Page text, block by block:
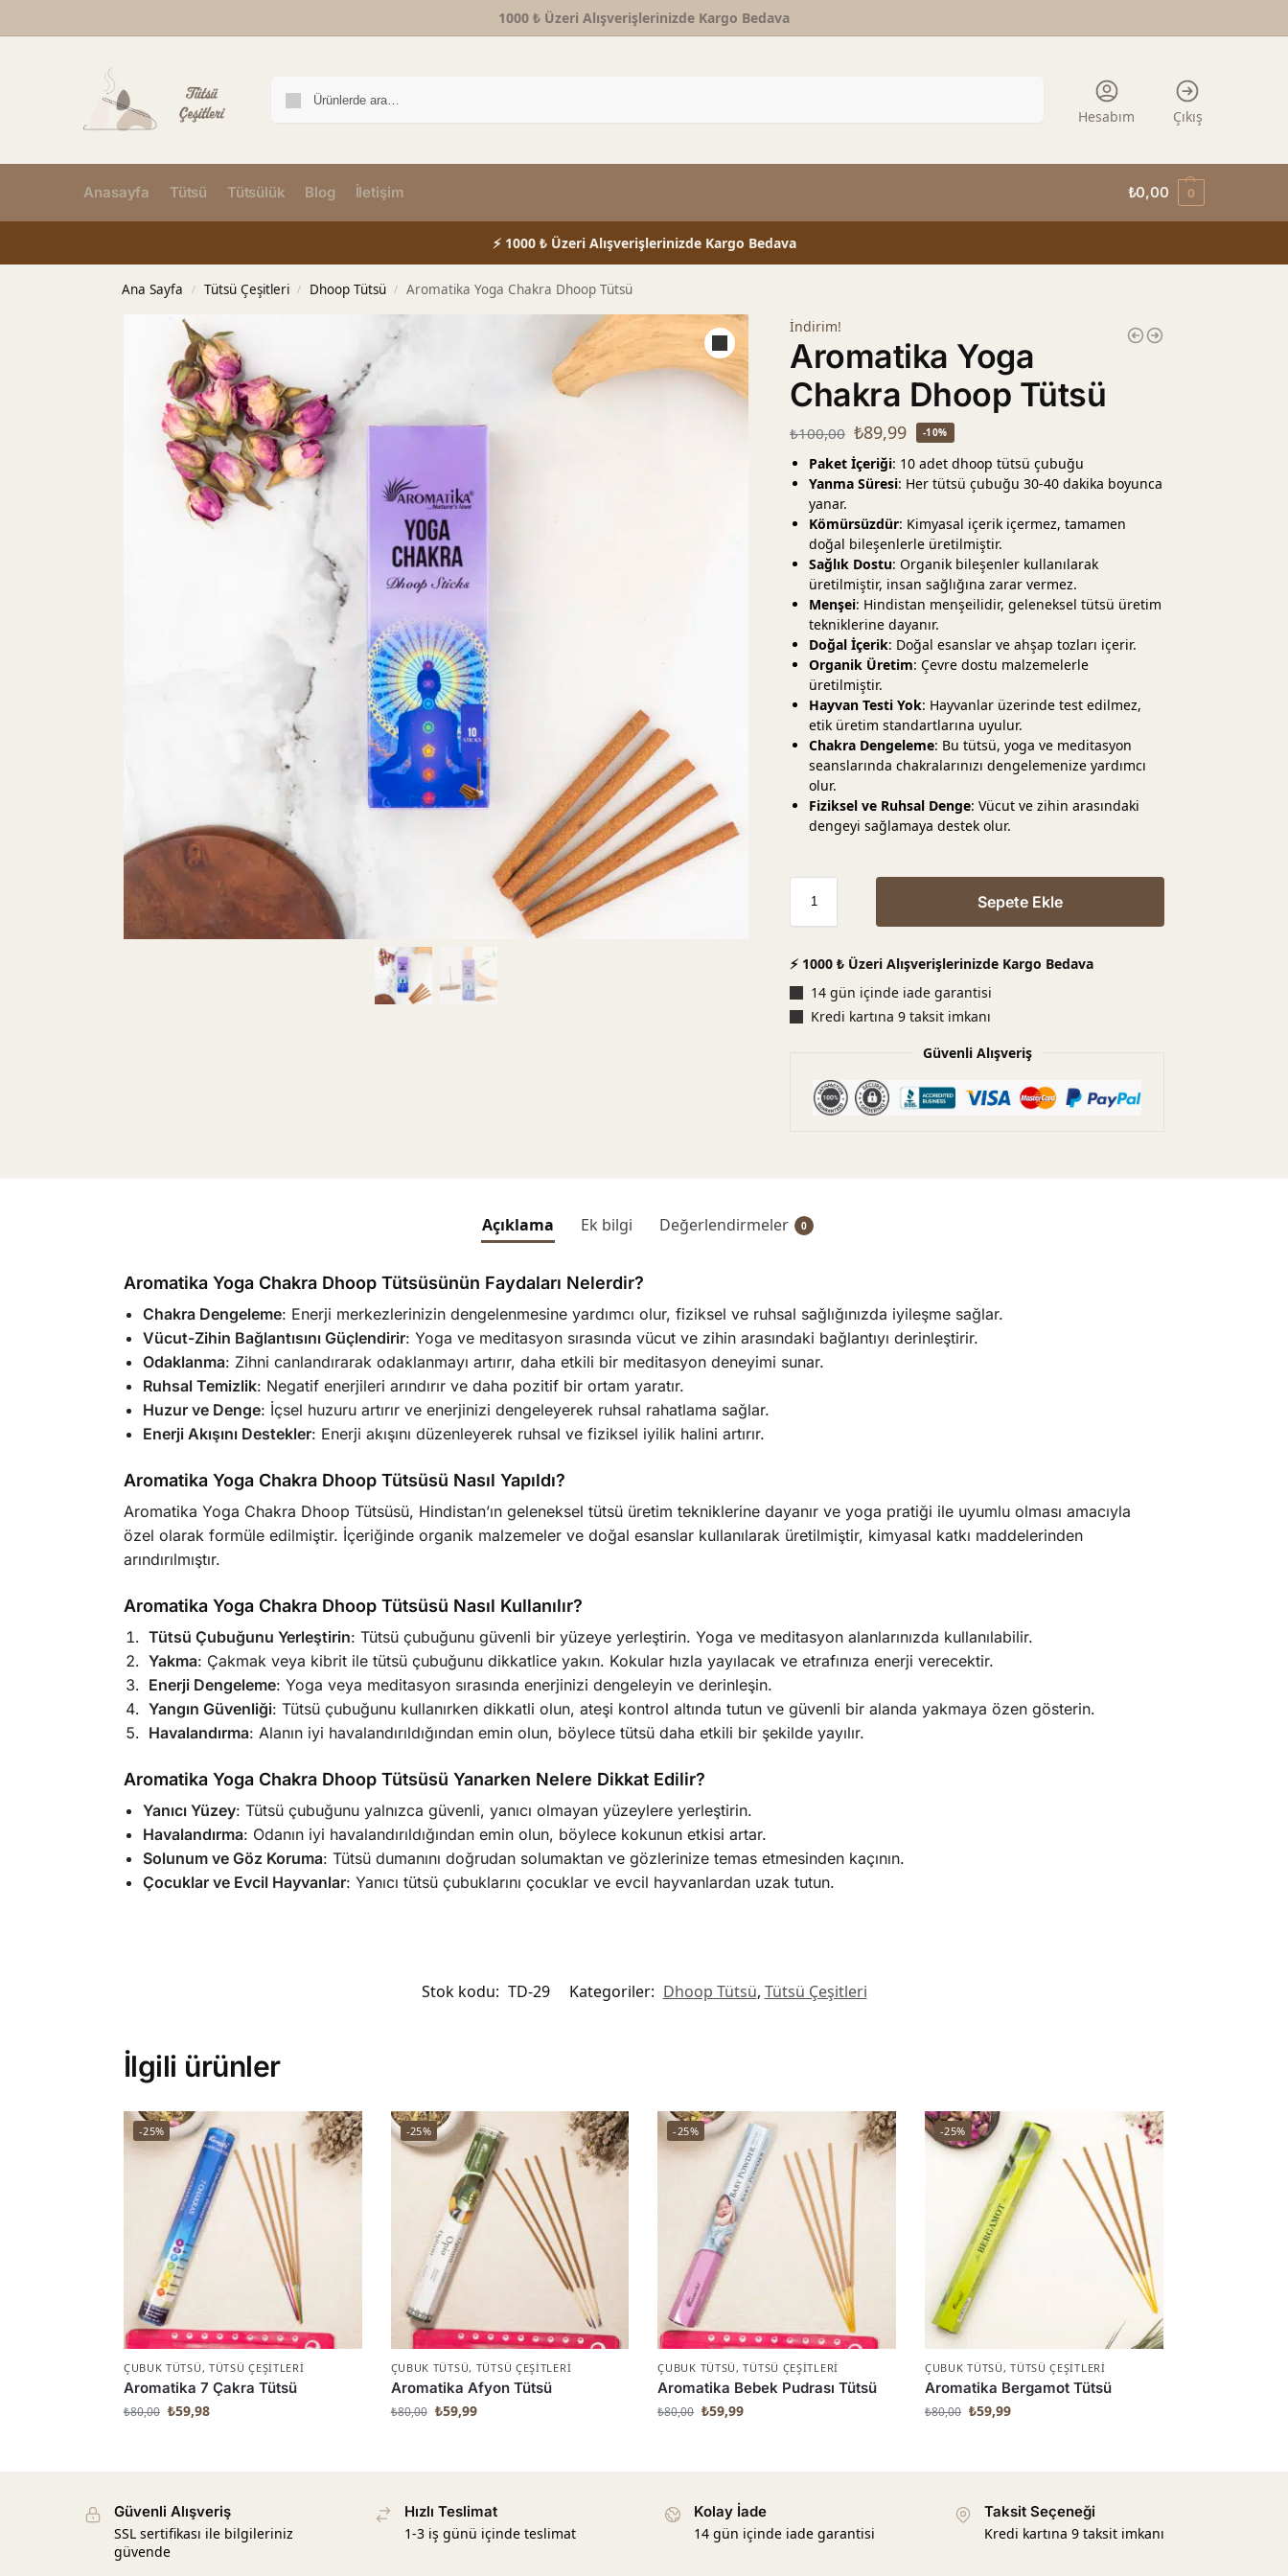
1000 ₺ Üzeri Alışverişlerinizde Kargo Bedava
Hesabım Çıkış
Anasayfa Tütsü Tütsülük Blog İletişim ₺0,00 0
⚡ 1000 ₺ Üzeri Alışverişlerinizde Kargo Bedava
Ana Sayfa / Tütsü Çeşitleri / Dhoop Tütsü / Aromatika Yoga Chakra Dhoop Tütsü
İndirim!
Aromatika Yoga
Chakra Dhoop Tütsü
₺100,00 ₺89,99 -10%
Paket İçeriği: 10 adet dhoop tütsü çubuğu
Yanma Süresi: Her tütsü çubuğu 30-40 dakika boyunca
yanar.
Kömürsüzdür: Kimyasal içerik içermez, tamamen
doğal bileşenlerle üretilmiştir.
Sağlık Dostu: Organik bileşenler kullanılarak
üretilmiştir, insan sağlığına zarar vermez.
Menşei: Hindistan menşeilidir, geleneksel tütsü üretim
tekniklerine dayanır.
Doğal İçerik: Doğal esanslar ve ahşap tozları içerir.
Organik Üretim: Çevre dostu malzemelerle
üretilmiştir.
Hayvan Testi Yok: Hayvanlar üzerinde test edilmez,
etik üretim standartlarına uyulur.
Chakra Dengeleme: Bu tütsü, yoga ve meditasyon
seanslarında chakralarınızı dengelemenize yardımcı
olur.
Fiziksel ve Ruhsal Denge: Vücut ve zihin arasındaki
dengeyi sağlamaya destek olur.
Sepete Ekle
⚡ 1000 ₺ Üzeri Alışverişlerinizde Kargo Bedava
14 gün içinde iade garantisi
Kredi kartına 9 taksit imkanı
Güvenli Alışveriş
Açıklama Ek bilgi Değerlendirmeler 0
Aromatika Yoga Chakra Dhoop Tütsüsünün Faydaları Nelerdir?
Chakra Dengeleme: Enerji merkezlerinizin dengelenmesine yardımcı olur, fiziksel ve ruhsal sağlığınızda iyileşme sağlar.
Vücut-Zihin Bağlantısını Güçlendirir: Yoga ve meditasyon sırasında vücut ve zihin arasındaki bağlantıyı derinleştirir.
Odaklanma: Zihni canlandırarak odaklanmayı artırır, daha etkili bir meditasyon deneyimi sunar.
Ruhsal Temizlik: Negatif enerjileri arındırır ve daha pozitif bir ortam yaratır.
Huzur ve Denge: İçsel huzuru artırır ve enerjinizi dengeleyerek ruhsal rahatlama sağlar.
Enerji Akışını Destekler: Enerji akışını düzenleyerek ruhsal ve fiziksel iyilik halini artırır.
Aromatika Yoga Chakra Dhoop Tütsüsü Nasıl Yapıldı?
Aromatika Yoga Chakra Dhoop Tütsüsü, Hindistan’ın geleneksel tütsü üretim tekniklerine dayanır ve yoga pratiği ile uyumlu olması amacıyla
özel olarak formüle edilmiştir. İçeriğinde organik malzemeler ve doğal esanslar kullanılarak üretilmiştir, kimyasal katkı maddelerinden
arındırılmıştır.
Aromatika Yoga Chakra Dhoop Tütsüsü Nasıl Kullanılır?
Tütsü Çubuğunu Yerleştirin: Tütsü çubuğunu güvenli bir yüzeye yerleştirin. Yoga ve meditasyon alanlarınızda kullanılabilir.
Yakma: Çakmak veya kibrit ile tütsü çubuğunu dikkatlice yakın. Kokular hızla yayılacak ve etrafınıza enerji verecektir.
Enerji Dengeleme: Yoga veya meditasyon sırasında enerjinizi dengeleyin ve derinleşin.
Yangın Güvenliği: Tütsü çubuğunu kullanırken dikkatli olun, ateşi kontrol altında tutun ve güvenli bir alanda yakmaya özen gösterin.
Havalandırma: Alanın iyi havalandırıldığından emin olun, böylece tütsü daha etkili bir şekilde yayılır.
Aromatika Yoga Chakra Dhoop Tütsüsü Yanarken Nelere Dikkat Edilir?
Yanıcı Yüzey: Tütsü çubuğunu yalnızca güvenli, yanıcı olmayan yüzeylere yerleştirin.
Havalandırma: Odanın iyi havalandırıldığından emin olun, böylece kokunun etkisi artar.
Solunum ve Göz Koruma: Tütsü dumanını doğrudan solumaktan ve gözlerinize temas etmesinden kaçının.
Çocuklar ve Evcil Hayvanlar: Yanıcı tütsü çubuklarını çocuklar ve evcil hayvanlardan uzak tutun.
Stok kodu: TD-29 Kategoriler: Dhoop Tütsü, Tütsü Çeşitleri
İlgili ürünler
-25%
ÇUBUK TÜTSÜ, TÜTSÜ ÇEŞITLERI
Aromatika 7 Çakra Tütsü
₺80,00 ₺59,98
-25%
ÇUBUK TÜTSÜ, TÜTSÜ ÇEŞITLERI
Aromatika Afyon Tütsü
₺80,00 ₺59,99
-25%
ÇUBUK TÜTSÜ,TÜTSÜ ÇEŞITLERI
Aromatika Bebek Pudrası Tütsü
₺80,00 ₺59,99
-25%
ÇUBUK TÜTSÜ,TÜTSÜ ÇEŞITLERI
Aromatika Bergamot Tütsü
₺80,00 ₺59,99
Güvenli Alışveriş
SSL sertifikası ile bilgileriniz
güvende
Hızlı Teslimat
1-3 iş günü içinde teslimat
Kolay İade
14 gün içinde iade garantisi
Taksit Seçeneği
Kredi kartına 9 taksit imkanı